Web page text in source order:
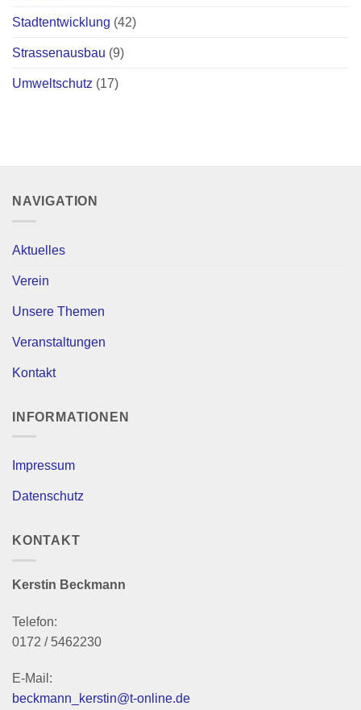
Stadtentwicklung (42)
Strassenausbau (9)
Umweltschutz (17)
NAVIGATION
Aktuelles
Verein
Unsere Themen
Veranstaltungen
Kontakt
INFORMATIONEN
Impressum
Datenschutz
KONTAKT
Kerstin Beckmann
Telefon:
0172 / 5462230
E-Mail:
beckmann_kerstin@t-online.de